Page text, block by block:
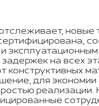
новые
на всех
конструктивных
для экономии
реализации.